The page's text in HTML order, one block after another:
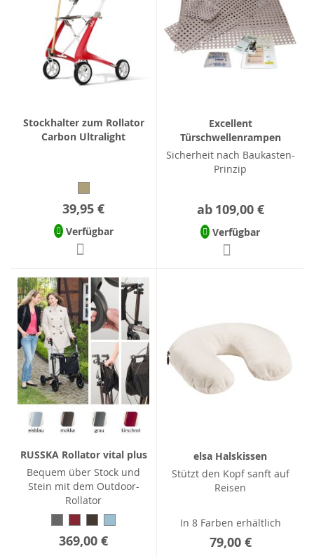
Stockhalter zum Rollator
Carbon Ultralight
39,95 €
Verfügbar
Excellent
Türschwellenrampen
Sicherheit nach Baukasten-
Prinzip
ab 109,00 €
Verfügbar
RUSSKA Rollator vital plus
Bequem über Stock und
Stein mit dem Outdoor-
Rollator
369,00 €
elsa Halskissen
Stützt den Kopf sanft auf
Reisen
In 8 Farben erhältlich
79,00 €